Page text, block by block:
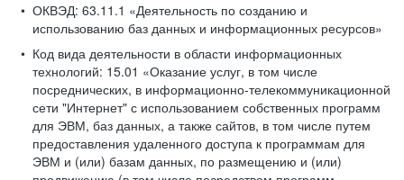
ОКВЭД: 63.11.1 «Деятельность по созданию и
использованию баз данных и информационных ресурсов»
Код вида деятельности в области информационных
технологий: 15.01 «Оказание услуг, в том числе
посреднических, в информационно-телекоммуникационной
сети "Интернет" с использованием собственных программ
для ЭВМ, баз данных, а также сайтов, в том числе путем
предоставления удаленного доступа к программам для
ЭВМ и (или) базам данных, по размещению и (или)